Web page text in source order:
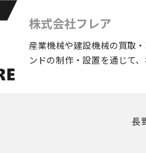
株式会社フレア
産業機械や建設機械の買取
ンドの制作・設置を通じて
長